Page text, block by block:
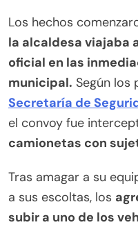
Los hechos
la alcaldesa viajaba
oficial en las
municipal. Según los
Secretaría de
el convoy fue
camionetas con
Tras amagar a su
a sus escoltas, los
subir a uno de los